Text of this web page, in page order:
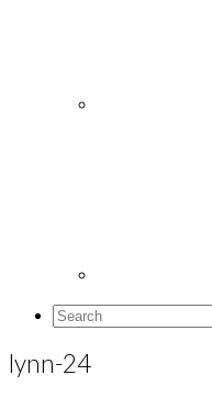
Search
lynn-24